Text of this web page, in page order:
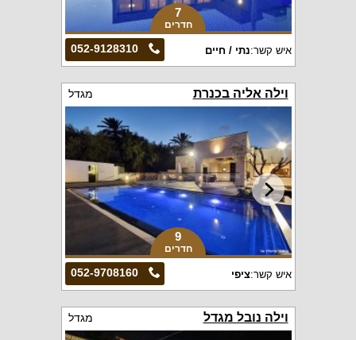
7
חדרים
052-9128310 איש קשר:נתי / חיים
וילה אליה בכנרת מגדל
9
חדרים
052-9708160 איש קשר:ציפי
וילה נובל מגדל מגדל